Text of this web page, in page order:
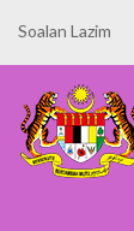
Soalan Lazim